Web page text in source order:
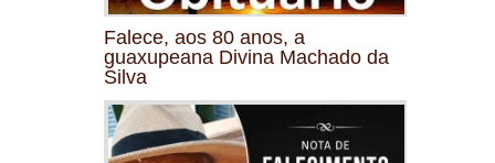
Falece, aos 80 anos, a
guaxupeana Divina Machado da
Silva